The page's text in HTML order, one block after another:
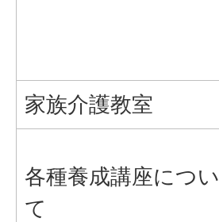
家族介護教室
各種養成講座につい
て